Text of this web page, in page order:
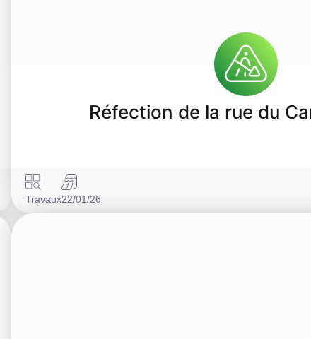
Réfection de la rue du
Travaux22/01/26